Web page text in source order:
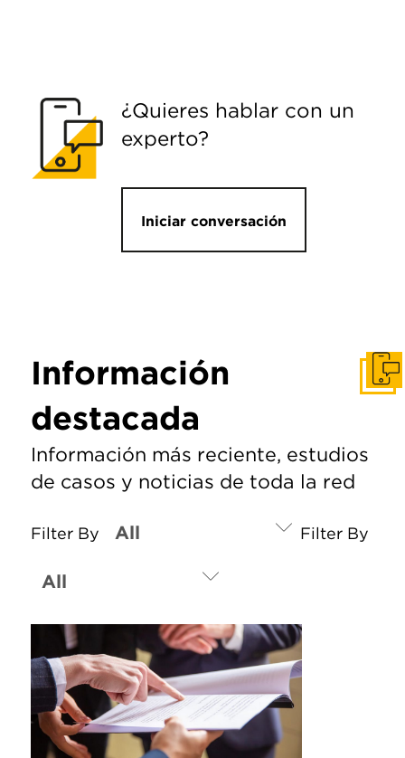
¿Quieres hablar con un
experto?
Iniciar conversación
Información
destacada
Información más reciente, estudios
de casos y noticias de toda la red
Filter By Filter By